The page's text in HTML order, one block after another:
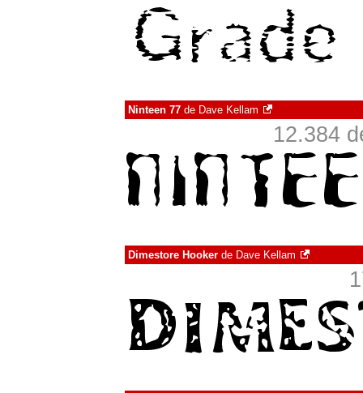
Ninteen 77 de Dave Kellam
12.384
Dimestore Hooker de Dave Kellam